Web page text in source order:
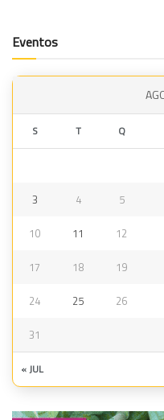
Eventos
S T Q
3 4 5
10 11 12
17 18 19
24 25 26
31
« JUL